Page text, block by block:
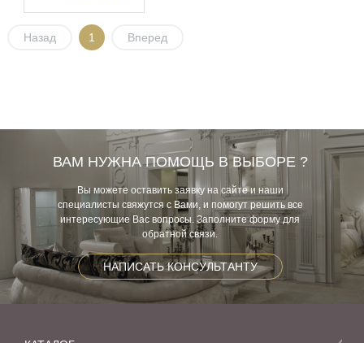
Назад 1 Вперед
ВАМ НУЖНА ПОМОЩЬ В ВЫБОРЕ ?
Вы можете оставить заявку на сайте и наши
специалисты свяжутся с Вами, и помогут решить все
интересующие Вас вопросы. Заполните форму для
обратной связи.
НАПИСАТЬ КОНСУЛЬТАНТУ